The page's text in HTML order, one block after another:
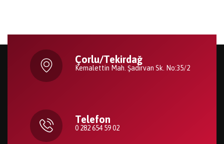
Çorlu/Tekirdağ
Kemalettin Mah. Şadırvan Sk. No:35/2
Telefon
0 282 654 59 02